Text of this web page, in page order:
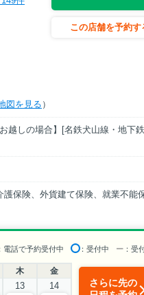
この店舗を予約す
図を見る ）
越しの場合】[名鉄犬山線・地下
保険、外貨建て保険、就業不能保
電話で予約受付中 ：受付中 ー ：受
木 金
13 14
さらに先の